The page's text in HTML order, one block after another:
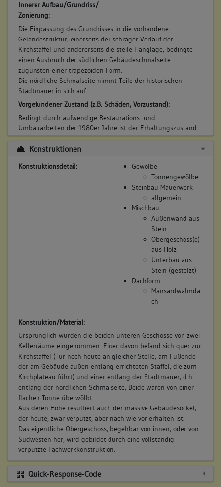
9. Bauphase:
(1742 - 1801)
Das Essichsche Freihaus wird durch Untervogt Essich
errichtet: ein Neubau mit zwei verschieden großen Kellern,
einem Brunnen am Haus, sowie eine massiv in Stein
errichtete Scheune, oberhalb eines geräumigen Kellers, der
über einen Kellerhals mit darüber befindlicher
Bedienstetenwohnung begehbar ist. Weiter befindet sich ein
Stall auf dem Hofgelände, das als eigenständiger Bezirk
durch eine Mauer von der Stadt abgegrenzt wurde.
Betroffene Gebäudeteile:
keine
Bauwerkstyp:
Ländl./ landwirtschaftl. Bauten/ städtische Nebengeb.
Sparrendach, q. geb. mit liegendem Stuhl
Mansardwalmdach
10. Bauphase:
(1743)
Der Expeditionsrat Victor Stephan Essich, Untervogt zu
Besigheim, der bereits das Soelchow'sche Haus besitzt, kauft
auch das Deutsche Schulhaus: "Eine Behausung, samt dem
dabey befindl. Kuchingärttlen, darinnen bisher die Teutsche
Schul gehalten worden, oben in der Statt, zwischen der
Allmand und sich selbst stehend, welches Haus ... Herr
Expeditionsrath, Vogt Essich anno 1743 von Fürstl.
Kirchenraths Collegio erkauft, und nachgehends solches
Soldat
Betroffene Gebäudeteile:
keine
10. Besitzer:in:
(1730 - 1742)
Soelchow von, Daniel
Bemerkung Besitz:
kauft
Beschreibung:
Amtsbehausung
Beruf / Amt / Titel:
Essich, Victor Stephan
Amtsbehausung
Beruf / Amt / Titel:
Expeditionsrat
Untervogt
Betroffene Gebäudeteile:
keine
12. Besitzer:in:
(1743 - 1789)
Essich, Victor Stephan
Bemerkung Familie:
Bemerkung Besitz:
besitzt
Innerer Aufbau/Grundriss/
Zonierung:
Die Einpassung des Grundrisses in die vorhandene
Geländestruktur, einerseits der schräger Verlauf der
Kirchstaffel und andererseits die steile Hanglage, bedingte
einen Ausbruch der südlichen Gebäudeschmalseite
zugunsten einer trapezoiden Form.
Die nördliche Schmalseite nimmt Teile der historischen
Stadtmauer in sich auf.
Vorgefundener Zustand (z.B. Schäden, Vorzustand):
Bedingt durch aufwendige Restaurations- und
Umbauarbeiten der 1980er Jahre ist der Erhaltungszustand
beider Gebäude sehr gut.
Bestand/Ausstattung:
Schulische Nutzung durch die Stadt Besigheim.
Konstruktionen
Konstruktionsdetail:
Gewölbe
Tonnengewölbe
Steinbau Mauerwerk
allgemein
Mischbau
Außenwand aus
Stein
Obergeschoss(e)
aus Holz
Unterbau aus
Stein (gestelzt)
Dachform
Mansardwalmda
ch
Konstruktion/Material:
Ursprünglich wurden die beiden unteren Geschosse von zwei
Kellerräume eingenommen. Einer davon befand sich quer zur
Kirchstaffel (Tür noch heute an gleicher Stelle, am Fußende
der am Gebäude außen entlang errichteten Staffel, die zum
Kirchplateau führt) und einer entlang der Stadtmauer, d.h.
entlang der nördlichen Schmalseite, Beide waren von einer
flachen Tonne überwölbt.
Aus deren Höhe resultiert auch der massive Gebäudesockel,
der heute, zwar verputzt, aber nach wie vor erhalten ist.
Das eigentliche Obergeschoss, begehbar von innen, oder von
Südwesten her, wird gebildet durch eine vollständig
verputzte Fachwerkkonstruktion.
Quick-Response-Code